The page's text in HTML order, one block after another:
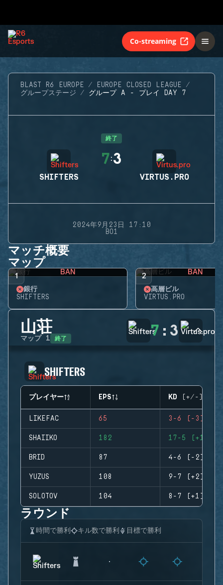
Co-streaming
BLAST R6 EUROPE
EUROPE CLOSED LEAGUE
グループステージ
グループ A - プレイ DAY 7
終了
SHIFTERS
7:3
VIRTUS.PRO
2024年9月23日 17:10
BO1
マッチ概要
マップ
1 BAN
銀行
SHIFTERS
2 BAN
高層ビル
VIRTUS.PRO
山荘
マップ 1 終了 7 : 3
SHIFTERS
プレイヤー EPS KD (+/-)
LIKEFAC 65 3-6 (-3)
SHAIIKO 182 17-5 (+12)
BRID 87 4-6 (-2)
YUZUS 108 9-7 (+2)
SOLOTOV 104 8-7 (+1)
ラウンド
時間で勝利 キル数で勝利 目標で勝利